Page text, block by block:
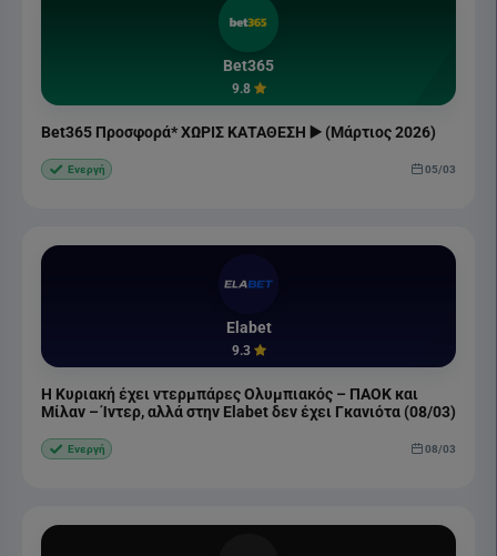
Bet365
9.8
Bet365 Προσφορά* ΧΩΡΙΣ ΚΑΤΑΘΕΣΗ ▶️ (Μάρτιος 2026)
Ενεργή 05/03
Elabet
9.3
Η Κυριακή έχει ντερμπάρες Ολυμπιακός – ΠΑΟΚ και
Μίλαν – Ίντερ, αλλά στην Elabet δεν έχει Γκανιότα (08/03)
Ενεργή 08/03